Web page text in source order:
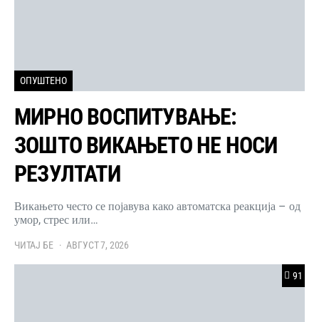
ОПУШТЕНО
МИРНО ВОСПИТУВАЊЕ:
ЗОШТО ВИКАЊЕТО НЕ НОСИ
РЕЗУЛТАТИ
Викањето често се појавува како автоматска реакција – од
умор, стрес или…
ЧИТАЈ БЕ АВГУСТ 7, 2026
91